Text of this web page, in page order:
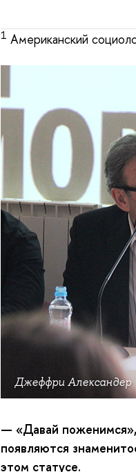
1 Американский
Джеффри Александер
— «Давай поженимся»,
появляются
этом статусе.